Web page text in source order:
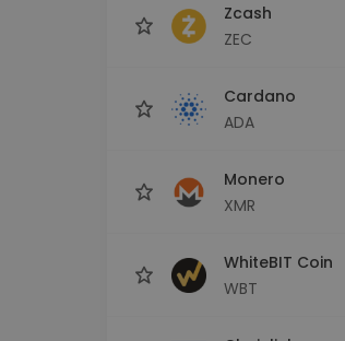
Zcash
ZEC
Cardano
ADA
Monero
XMR
WhiteBIT Coin
WBT